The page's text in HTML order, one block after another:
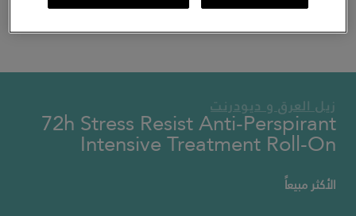
زيل العرق و ديودرنت
72h Stress Resist Anti-Perspirant
Intensive Treatment Roll-On
الأكثر مبيعاً
منتجات العائلة زيل العرق و ديودرنت